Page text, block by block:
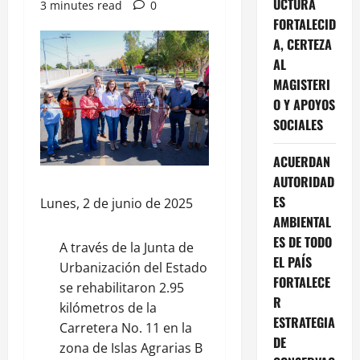
3 minutes read 0
Lunes, 2 de junio de 2025
A través de la Junta de
Urbanización del Estado
se rehabilitaron 2.95
kilómetros de la
Carretera No. 11 en la
zona de Islas Agrarias B
UCTURA
FORTALECID
A, CERTEZA
AL
MAGISTERI
O Y APOYOS
SOCIALES
ACUERDAN
AUTORIDAD
ES
AMBIENTAL
ES DE TODO
EL PAÍS
FORTALECE
R
ESTRATEGIA
DE